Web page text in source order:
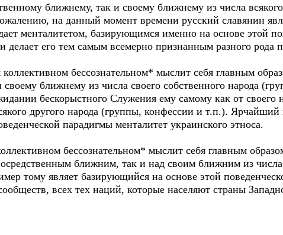
ближнему, так и своему ближнему из числа
на данный момент времени русский славянин
менталитетом, базирующимся именно на основе этой
делает его тем самым всемерно признанным разного
бессознательном* мыслит себя главным
ближнему из числа своего собственного народа
бескорыстного Служения ему самому как от своего
другого народа (группы, конфессии и т.п.).
парадигмы менталитет украинского этноса.
бессознательном* мыслит себя главным
ближним, так и над своим ближним из числа
тому являет базирующийся на основе этой
всех тех наций, которые населяют страны